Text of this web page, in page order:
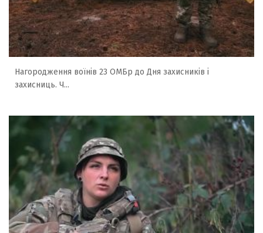
Нагородження воїнів 23 ОМБр до Дня захисників і
захисниць. Ч...